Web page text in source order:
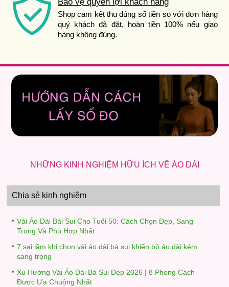
Shop cam kết thu đúng số tiền so với đơn hàng
quý khách đã đặt, hoàn tiền 100% nếu giao
hàng không đúng.
NHỮNG KINH NGHIỆM HỮU ÍCH VỀ ÁO DÀI
Chia sẻ kinh nghiệm
Vải Áo Dài Bài Sui Cho Tuổi 50: Cách Chọn Đẹp, Sang
Trọng Và Phù Hợp Nhất
7 sai lầm khi chọn vải áo dài bà sui khiến bộ áo dài kém
sang trọng
Xu Hướng Vải Áo Dài Bà Sui Đẹp 2026 | 8 Phong Cách
Được Ưa Chuộng Nhất